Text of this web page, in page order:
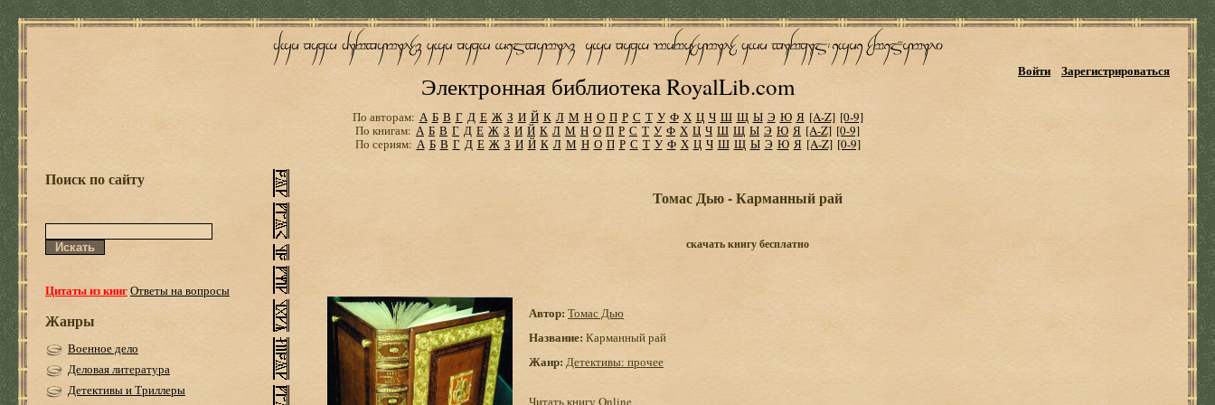
Электронная библиотека RoyalLib.com
Войти Зарегистрироваться
По авторам: А Б В Г Д Е Ж З И Й К Л М Н О П Р С Т У Ф Х Ц Ч Ш Щ Ы Э Ю Я [A-Z] [0-9]
По книгам: А Б В Г Д Е Ж З И Й К Л М Н О П Р С Т У Ф Х Ц Ч Ш Щ Ы Э Ю Я [A-Z] [0-9]
По сериям: А Б В Г Д Е Ж З И Й К Л М Н О П Р С Т У Ф Х Ц Ч Ш Щ Ы Э Ю Я [A-Z] [0-9]
Поиск по сайту
Цитаты из книгОтветы на вопросы
Жанры
Военное дело
Деловая литература
Детективы и Триллеры
Томас Дью - Карманный рай
скачать книгу бесплатно
Автор: Томас Дью
Название: Карманный рай
Жанр: Детективы: прочее
Читать книгу Online